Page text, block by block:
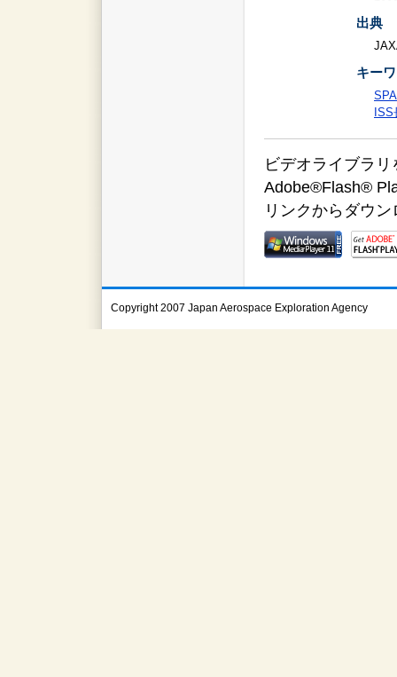
出典
キー
ビデオライブラ
Adobe®Flash®
リンクからダウ
Copyright 2007 Japan Aerospace Exploration Agency